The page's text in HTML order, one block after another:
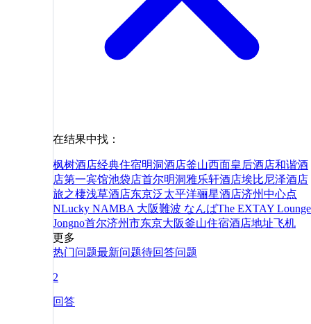
在结果中找：
枫树酒店经典住宿明洞酒店釜山西面皇后酒店和谐酒
店第一宾馆池袋店首尔明洞雅乐轩酒店埃比尼泽酒店
旅之棲浅草酒店东京泛太平洋骊星酒店济州中心点
NLucky NAMBA 大阪難波 なんばThe EXTAY Lounge
Jongno首尔济州市东京大阪釜山住宿酒店地址飞机
更多
热门问题最新问题待回答问题
2
回答